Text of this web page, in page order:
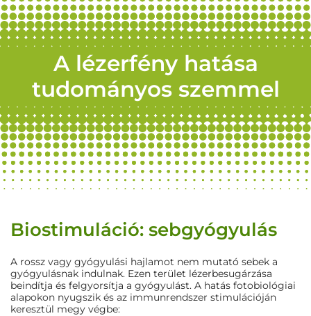
A lézerfény hatása
tudományos szemmel
Biostimuláció: sebgyógyulás
A rossz vagy gyógyulási hajlamot nem mutató sebek a
gyógyulásnak indulnak. Ezen terület lézerbesugárzása
beindítja és felgyorsítja a gyógyulást. A hatás fotobiológiai
alapokon nyugszik és az immunrendszer stimulációján
keresztül megy végbe: